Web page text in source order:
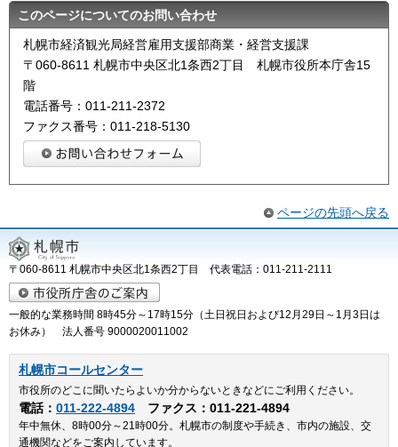
このページについてのお問い合わせ
札幌市経済観光局経営雇用支援部商業・経営支援課
〒060-8611 札幌市中央区北1条西2丁目 札幌市役所本庁舎15
階
電話番号：011-211-2372
ファクス番号：011-218-5130
ページの先頭へ戻る
〒060-8611 札幌市中央区北1条西2丁目 代表電話：011-211-2111
一般的な業務時間 8時45分～17時15分（土日祝日および12月29日～1月3日は
お休み） 法人番号 9000020011002
札幌市コールセンター
市役所のどこに聞いたらよいか分からないときなどにご利用ください。
電話： 011-222-4894 ファクス：011-221-4894
年中無休、8時00分～21時00分。札幌市の制度や手続き、市内の施設、交
通機関などをご案内しています。